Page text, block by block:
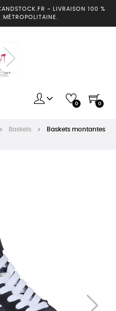
-
LIVRAISON 100 %
0 0
Baskets
Baskets montantes